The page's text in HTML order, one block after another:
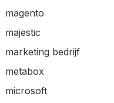
magento
majestic
marketing bedrijf
metabox
microsoft